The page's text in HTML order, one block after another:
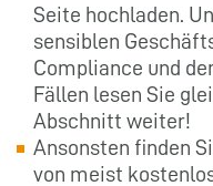
Seite hochladen.
sensiblen
Compliance und
Fällen lesen Sie
Abschnitt weiter!
Ansonsten finden
von meist